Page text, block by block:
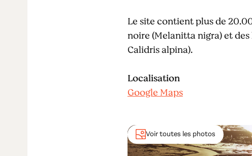
Le site contient plus de
noire (Melanitta nigra) et
Calidris alpina).
Localisation
Google Maps
Voir toutes les photos